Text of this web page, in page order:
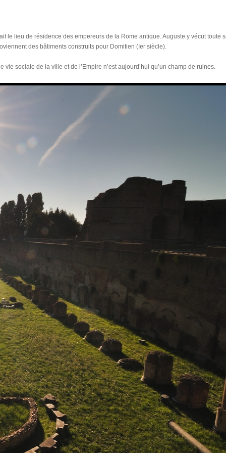
lieu de résidence des empereurs de la Rome antique. Auguste y vécut toute
des bâtiments construits pour Domitien (Ier siècle).
sociale de la ville et de l’Empire n’est aujourd’hui qu’un champ de ruines.